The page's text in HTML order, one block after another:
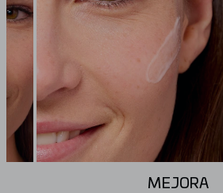
MEJORA